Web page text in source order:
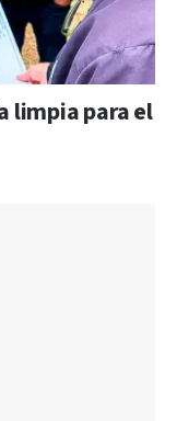
limpia para el